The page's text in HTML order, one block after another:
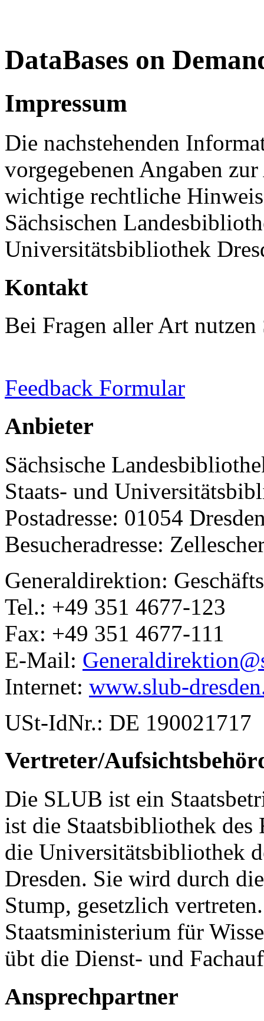
DataBases on
Impressum
Die nachstehenden
vorgegebenen Angaben
wichtige rechtliche
Sächsischen
Universitätsbibliothek
Kontakt
Bei Fragen aller Art nutzen
Feedback Formular
Anbieter
Sächsische
Staats- und
Postadresse: 01054
Besucheradresse:
Generaldirektion:
Tel.: +49 351 4677-123
Fax: +49 351 4677-111
E-Mail:
Internet: www.slub-
USt-IdNr.: DE 190021717
Vertreter/
Die SLUB ist ein
ist die Staatsbibliothek des
die Universitätsbibliothek
Dresden. Sie wird durch
Stump, gesetzlich
Staatsministerium für
übt die Dienst- und
Ansprechpartner